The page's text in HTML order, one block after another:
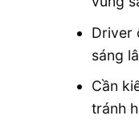
Driver
sáng
Cần
tránh